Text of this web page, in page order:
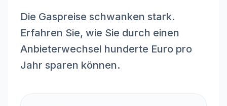
Die Gaspreise schwanken stark.
Erfahren Sie, wie Sie durch einen
Anbieterwechsel hunderte Euro pro
Jahr sparen können.